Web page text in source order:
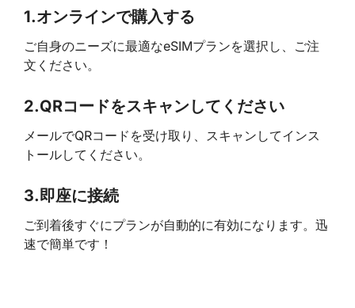
1.オンラインで購入する
ご自身のニーズに最適なeSIMプランを選択し、ご注
文ください。
2.QRコードをスキャンしてください
メールでQRコードを受け取り、スキャンしてインス
トールしてください。
3.即座に接続
ご到着後すぐにプランが自動的に有効になります。迅
速で簡単です！